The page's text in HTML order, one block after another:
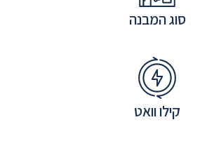
סוג המבנה
קילו וואט